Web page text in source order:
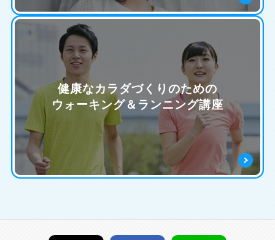
健康なカラダづくりのための
ウォーキング＆ランニング講座